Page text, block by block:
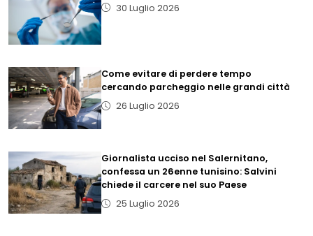
30 Luglio 2026
Come evitare di perdere tempo
cercando parcheggio nelle grandi città
26 Luglio 2026
Giornalista ucciso nel Salernitano,
confessa un 26enne tunisino: Salvini
chiede il carcere nel suo Paese
25 Luglio 2026